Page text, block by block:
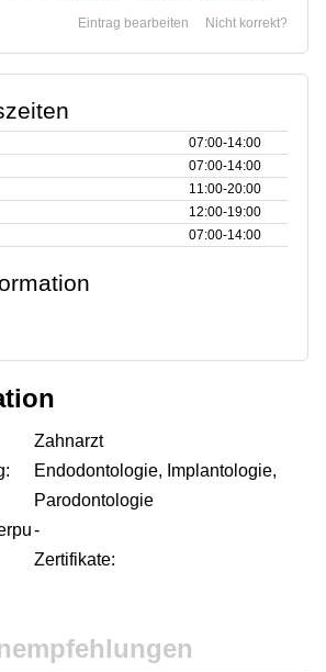
Nicht korrekt?
Eintrag bearbeiten
07:00‑14:00
07:00‑14:00
11:00‑20:00
12:00‑19:00
07:00‑14:00
Zahnarzt
Endodontologie, Implantologie,
Parodontologie
-
Zertifikate: